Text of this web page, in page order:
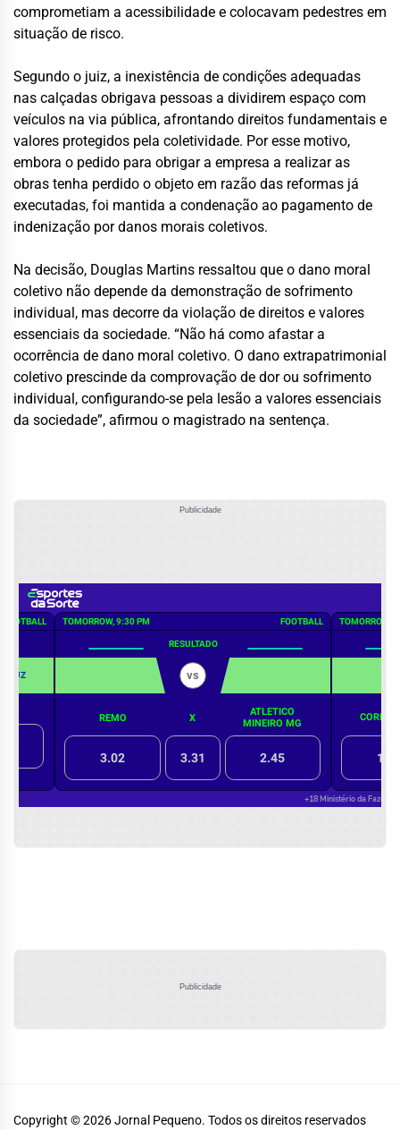
comprometiam a acessibilidade e colocavam pedestres em
situação de risco.
Segundo o juiz, a inexistência de condições adequadas
nas calçadas obrigava pessoas a dividirem espaço com
veículos na via pública, afrontando direitos fundamentais e
valores protegidos pela coletividade. Por esse motivo,
embora o pedido para obrigar a empresa a realizar as
obras tenha perdido o objeto em razão das reformas já
executadas, foi mantida a condenação ao pagamento de
indenização por danos morais coletivos.
Na decisão, Douglas Martins ressaltou que o dano moral
coletivo não depende da demonstração de sofrimento
individual, mas decorre da violação de direitos e valores
essenciais da sociedade. “Não há como afastar a
ocorrência de dano moral coletivo. O dano extrapatrimonial
coletivo prescinde da comprovação de dor ou sofrimento
individual, configurando-se pela lesão a valores essenciais
da sociedade”, afirmou o magistrado na sentença.
Publicidade
Publicidade
Copyright © 2026Jornal Pequeno. Todos os direitos reservados